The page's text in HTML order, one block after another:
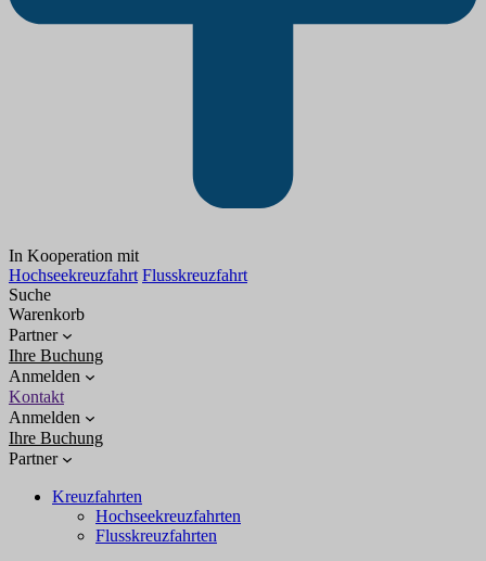
In Kooperation mit
Hochseekreuzfahrt Flusskreuzfahrt
Suche
Warenkorb
Partner
Ihre Buchung
Anmelden
Kontakt
Anmelden
Ihre Buchung
Partner
Kreuzfahrten
Hochseekreuzfahrten
Flusskreuzfahrten